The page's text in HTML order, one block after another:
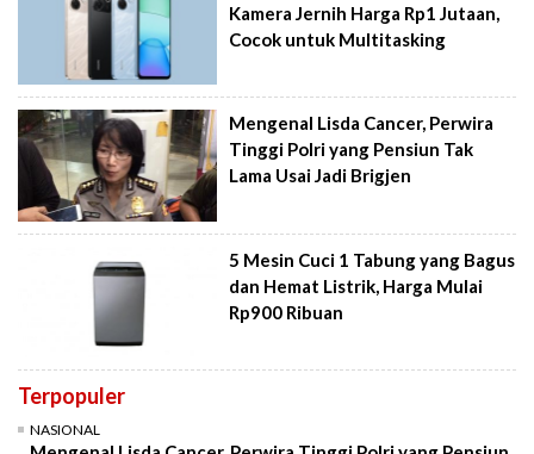
Kamera Jernih Harga Rp1 Jutaan,
Cocok untuk Multitasking
Mengenal Lisda Cancer, Perwira
Tinggi Polri yang Pensiun Tak
Lama Usai Jadi Brigjen
5 Mesin Cuci 1 Tabung yang Bagus
dan Hemat Listrik, Harga Mulai
Rp900 Ribuan
Terpopuler
NASIONAL